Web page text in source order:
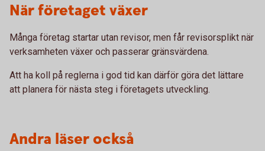
När företaget växer
Många företag startar utan revisor, men får revisorsplikt när
verksamheten växer och passerar gränsvärdena.
Att ha koll på reglerna i god tid kan därför göra det lättare
att planera för nästa steg i företagets utveckling.
Andra läser också